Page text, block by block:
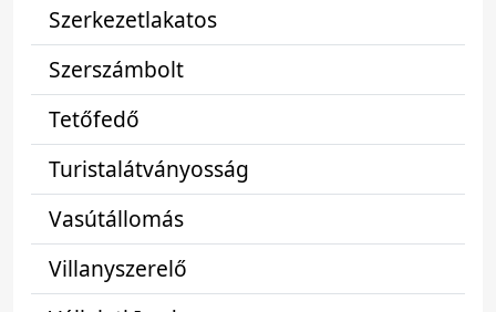
Szerkezetlakatos
Szerszámbolt
Tetőfedő
Turistalátványosság
Vasútállomás
Villanyszerelő